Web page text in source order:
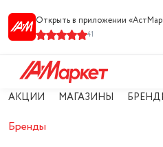
Открыть в приложении
41
АКЦИИ МАГАЗИНЫ
Бренды